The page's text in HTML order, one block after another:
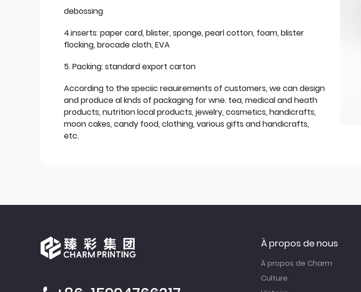
debossing
4.inserts: paper card, blister, sponge, pearl cotton, foam, blister
flocking, brocade cloth, EVA
5. Packing: standard export carton
According to the speciic reauirements of customers, we can design
and produce al knds of packaging for wne. tea, medical and heath
products, nutrition local products, jewelry, cosmetics, handicrafts,
moon cakes, candy food, clothing, various gifts and handicrafts,
etc.
À propos de nous
À propos de Charm
Culture